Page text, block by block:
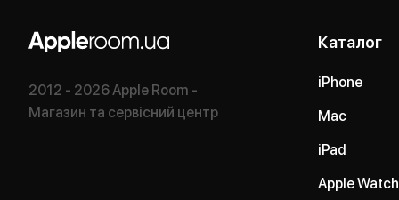
2012 - 2026 Apple Room -
Магазин та сервісний центр
Каталог
iPhone
Mac
iPad
Apple Watch